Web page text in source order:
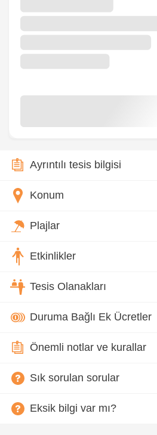
Ayrıntılı tesis bilgisi
Konum
Plajlar
Etkinlikler
Tesis Olanakları
Duruma Bağlı Ek Ücretler
Önemli notlar ve kurallar
Sık sorulan sorular
Eksik bilgi var mı?